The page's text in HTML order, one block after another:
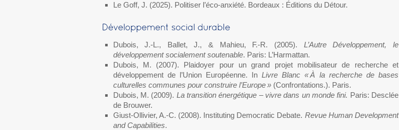
Le Goff, J. (2025). Politiser l’éco-anxiété. Bordeaux : Éditions du Détour.
Dubois, J.-L., Ballet, J., & Mahieu, F.-R. (2005). L’Autre Développement, le
développement socialement soutenable. Paris: L’Harmattan.
Dubois, M. (2007). Plaidoyer pour un grand projet mobilisateur de recherche et
développement de l’Union Européenne. InLivre Blanc « À la recherche de bases
culturelles communes pour construire l’Europe »(Confrontations.). Paris.
Dubois, M. (2009). La transition énergétique – vivre dans un monde fini. Paris: Desclée
de Brouwer.
Giust-Ollivier, A.-C. (2008). Instituting Democratic Debate. Revue Human Development
and Capabilities.